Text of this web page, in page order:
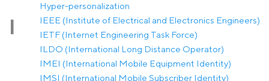
Hyper-personalization
I
IEEE (Institute of Electrical and Electronics Engineers)
IETF (Internet Engineering Task Force)
ILDO (International Long Distance Operator)
IMEI (International Mobile Equipment Identity)
IMSI (International Mobile Subscriber Identity)